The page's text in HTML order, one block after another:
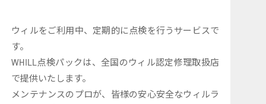
ウィルをご利用中、定期的に点検を行うサービスで
す。
WHILL点検パックは、全国のウィル認定修理取扱店
で提供いたします。
メンテナンスのプロが、皆様の安心安全なウィルラ